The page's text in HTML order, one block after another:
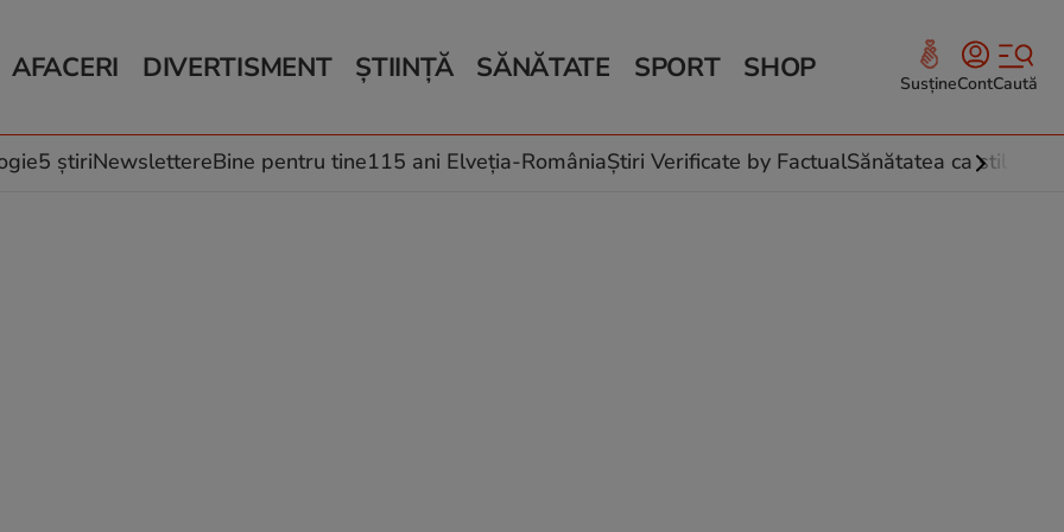
AFACERI
Auto
Locuri de muncă
DIVERTISMENT
Horoscop
Muzică și Filme
ȘTIINȚĂ
Schimbări climatice
SĂNĂTATE
Relații
Rețete culinare
SPORT SHOP SusțineContCaută
5 știriNewslettereBine pentru tine115 ani Elveția-RomâniaȘtiri Verificate by FactualSănătatea ca stil de